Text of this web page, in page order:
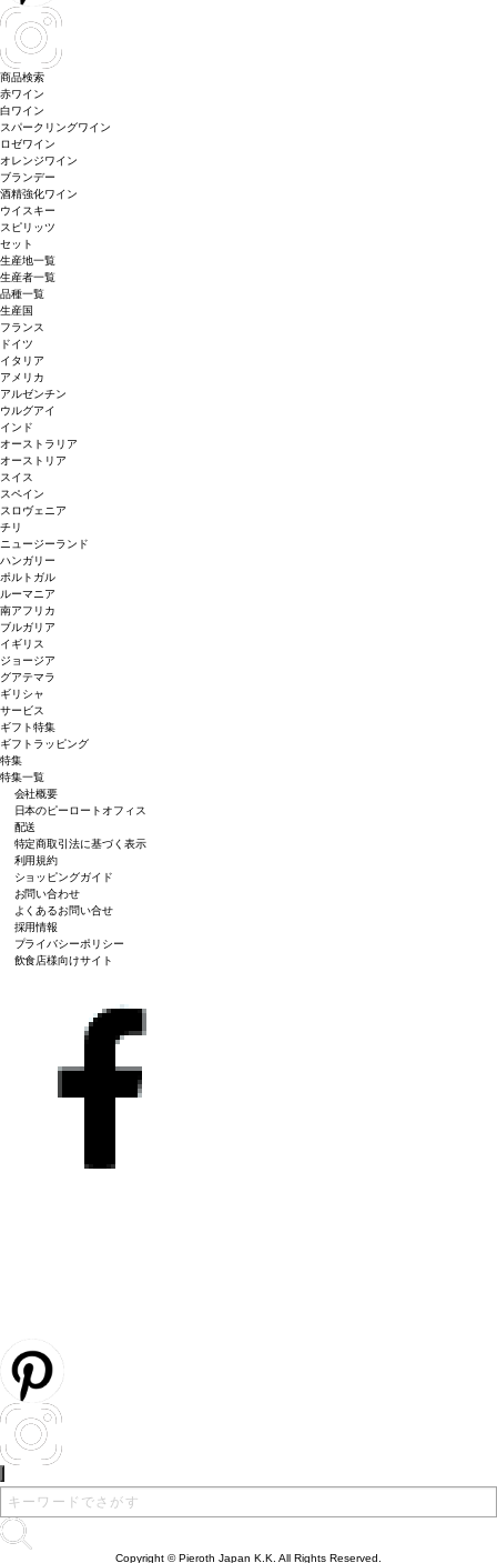
商品検索
赤ワイン
白ワイン
スパークリングワイン
ロゼワイン
オレンジワイン
ブランデー
酒精強化ワイン
ウイスキー
スピリッツ
セット
生産地一覧
生産者一覧
品種一覧
生産国
フランス
ドイツ
イタリア
アメリカ
アルゼンチン
ウルグアイ
インド
オーストラリア
オーストリア
スイス
スペイン
スロヴェニア
チリ
ニュージーランド
ハンガリー
ポルトガル
ルーマニア
南アフリカ
ブルガリア
イギリス
ジョージア
グアテマラ
ギリシャ
サービス
ギフト特集
ギフトラッピング
特集
特集一覧
会社概要
日本のピーロートオフィス
配送
特定商取引法に基づく表示
利用規約
ショッピングガイド
お問い合わせ
よくあるお問い合せ
採用情報
プライバシーポリシー
飲食店様向けサイト
Copyright © Pieroth Japan K.K. All Rights Reserved.